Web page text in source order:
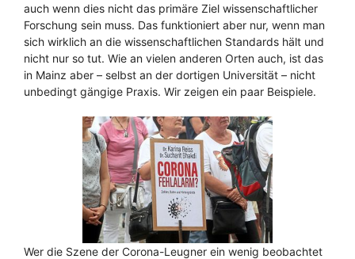
auch wenn dies nicht das primäre Ziel wissenschaftlicher
Forschung sein muss. Das funktioniert aber nur, wenn man
sich wirklich an die wissenschaftlichen Standards hält und
nicht nur so tut. Wie an vielen anderen Orten auch, ist das
in Mainz aber – selbst an der dortigen Universität – nicht
unbedingt gängige Praxis. Wir zeigen ein paar Beispiele.
Wer die Szene der Corona-Leugner ein wenig beobachtet